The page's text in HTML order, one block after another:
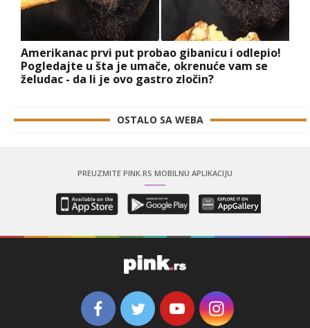
Amerikanac prvi put probao gibanicu i odlepio!
Pogledajte u šta je umače, okrenuće vam se
želudac - da li je ovo gastro zločin?
OSTALO SA WEBA
PREUZMITE PINK.RS MOBILNU APLIKACIJU